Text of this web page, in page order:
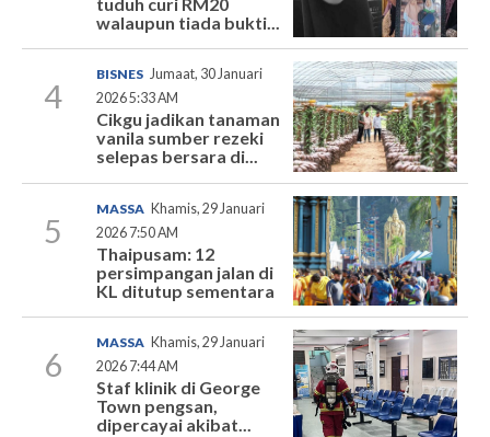
walaupun tiada bukti...
4
BISNES Jumaat, 30 Januari
2026 5:33 AM
Cikgu jadikan tanaman
vanila sumber rezeki
selepas bersara di...
5
MASSA Khamis, 29 Januari
2026 7:50 AM
Thaipusam: 12
persimpangan jalan di
KL ditutup sementara
6
MASSA Khamis, 29 Januari
2026 7:44 AM
Staf klinik di George
Town pengsan,
dipercayai akibat...